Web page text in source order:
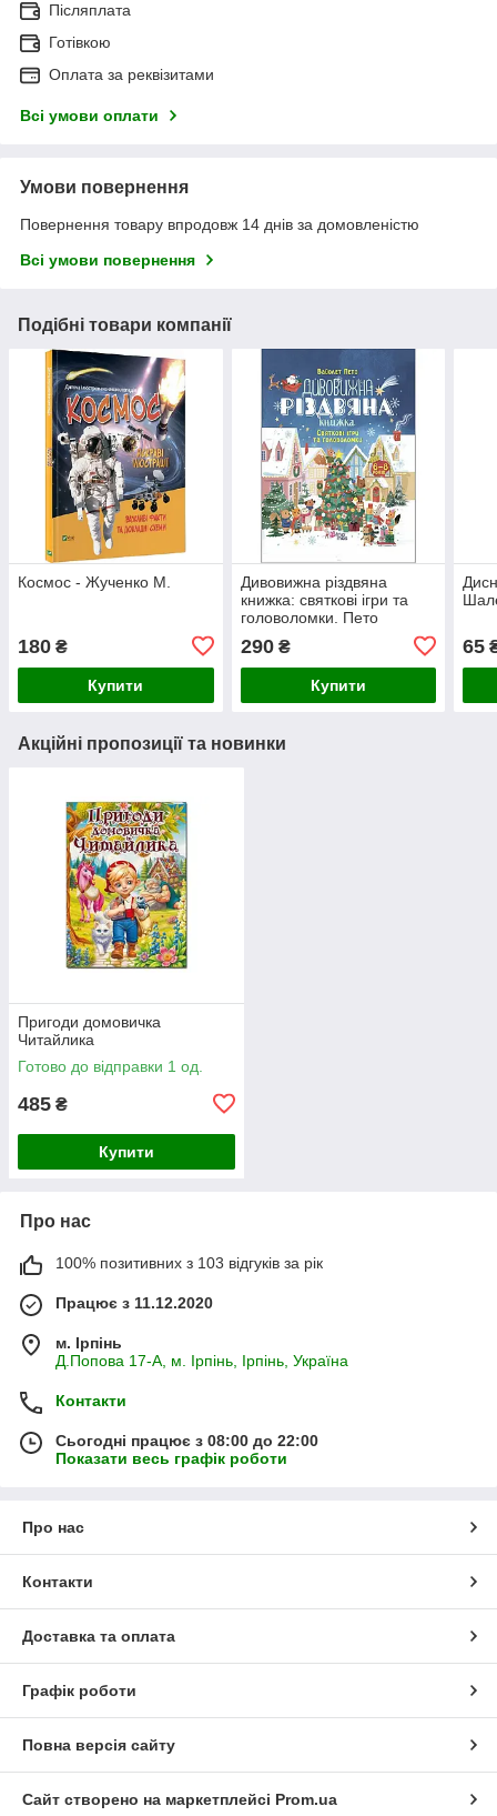
Післяплата
Готівкою
Оплата за реквізитами
Всі умови оплати
Умови повернення
Повернення товару впродовж 14 днів за домовленістю
Всі умови повернення
Подібні товари компанії
Космос - Жученко М.
180 ₴
Купити
Дивовижна різдвяна
книжка: святкові ігри та
головоломки. Пето
290₴
Купити
65
Акційні пропозиції та новинки
Пригоди домовичка
Читайлика
Готово до відправки 1 од.
485 ₴
Купити
Про нас
100% позитивних з 103 відгуків за рік
Працює з 11.12.2020
м. Ірпінь
Д.Попова 17-А, м. Ірпінь, Ірпінь, Україна
Контакти
Сьогодні працює з 08:00 до 22:00
Показати весь графік роботи
Про нас
Контакти
Доставка та оплата
Графік роботи
Повна версія сайту
Сайт створено на маркетплейсі Prom.ua